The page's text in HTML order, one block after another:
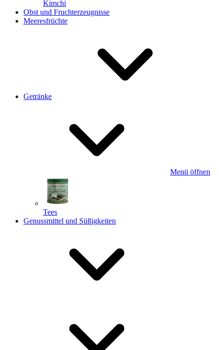
Kimchi
Obst und Fruchterzeugnisse
Meeresfrüchte
Getränke
Menü öffnen
Tees
Genussmittel und Süßigkeiten